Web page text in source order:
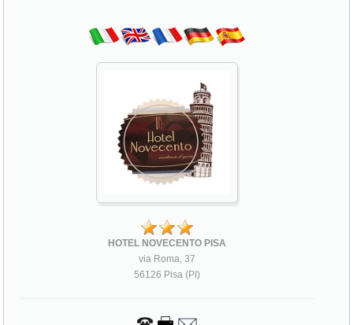
HOTEL NOVECENTO PISA
via Roma, 37
56126 Pisa (PI)